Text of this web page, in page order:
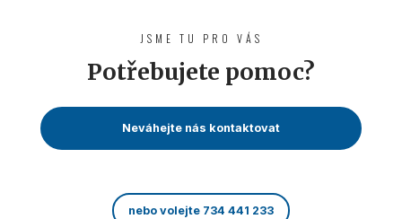
JSME TU PRO VÁS
Potřebujete pomoc?
Neváhejte nás kontaktovat
nebo volejte 734 441 233